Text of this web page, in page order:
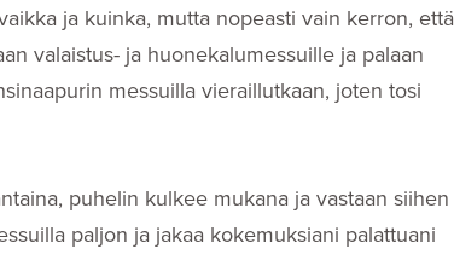
ja kuinka, mutta nopeasti vain kerron, että
valaistus- ja huonekalumessuille ja palaan
messuilla vieraillutkaan, joten tosi
puhelin kulkee mukana ja vastaan siihen
paljon ja jakaa kokemuksiani palattuani